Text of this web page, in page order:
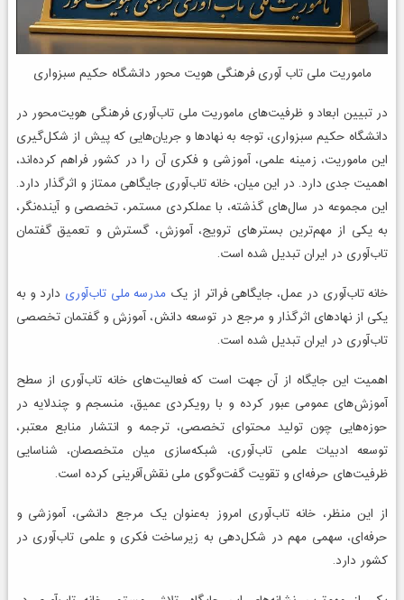
ماموریت ملی تاب آوری فرهنگی هویت محور دانشگاه حکیم سبزواری
در تبیین ابعاد و ظرفیت‌های ماموریت ملی تاب‌آوری فرهنگی هویت‌محور در
دانشگاه حکیم سبزواری، توجه به نهادها و جریان‌هایی که پیش از شکل‌گیری
این ماموریت، زمینه علمی، آموزشی و فکری آن را در کشور فراهم کرده‌اند،
اهمیت جدی دارد. در این میان، خانه تاب‌آوری جایگاهی ممتاز و اثرگذار دارد.
این مجموعه در سال‌های گذشته، با عملکردی مستمر، تخصصی و آینده‌نگر،
به یکی از مهم‌ترین بسترهای ترویج، آموزش، گسترش و تعمیق گفتمان
تاب‌آوری در ایران تبدیل شده است.
خانه تاب‌آوری در عمل، جایگاهی فراتر از یک مدرسه ملی تاب‌آوری دارد و به
یکی از نهادهای اثرگذار و مرجع در توسعه دانش، آموزش و گفتمان تخصصی
تاب‌آوری در ایران تبدیل شده است.
اهمیت این جایگاه از آن جهت است که فعالیت‌های خانه تاب‌آوری از سطح
آموزش‌های عمومی عبور کرده و با رویکردی عمیق، منسجم و چندلایه در
حوزه‌هایی چون تولید محتوای تخصصی، ترجمه و انتشار منابع معتبر،
توسعه ادبیات علمی تاب‌آوری، شبکه‌سازی میان متخصصان، شناسایی
ظرفیت‌های حرفه‌ای و تقویت گفت‌وگوی ملی نقش‌آفرینی کرده است.
از این منظر، خانه تاب‌آوری امروز به‌عنوان یک مرجع دانشی، آموزشی و
حرفه‌ای، سهمی مهم در شکل‌دهی به زیرساخت فکری و علمی تاب‌آوری در
کشور دارد.